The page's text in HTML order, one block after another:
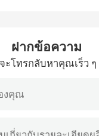
ตโนมัติสำหรับอุตสาห
ละตัวเชื่อม
ฝากข้อความ
จะโทรกลับหาคุณเร็ว ๆ